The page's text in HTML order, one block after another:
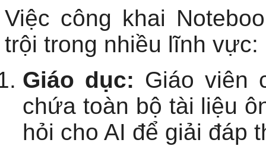
Việc công khai
trội trong nhiều lĩnh vực:
Giáo dục: Giáo viên
chứa toàn bộ tài liệu
hỏi cho AI để giải đáp